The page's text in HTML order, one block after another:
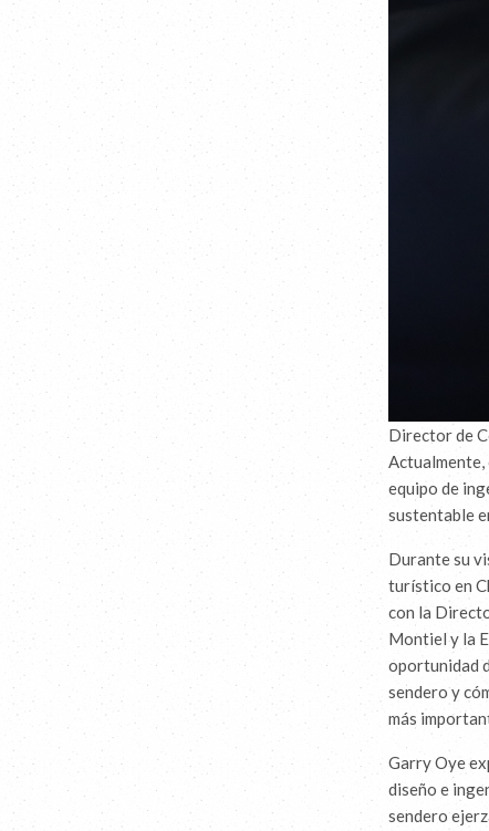
Director de
Actualmente,
equipo de
sustentable
Durante su
turístico en
con la
Montiel y la
oportunidad
sendero y
más
Garry Oye
diseño e
sendero